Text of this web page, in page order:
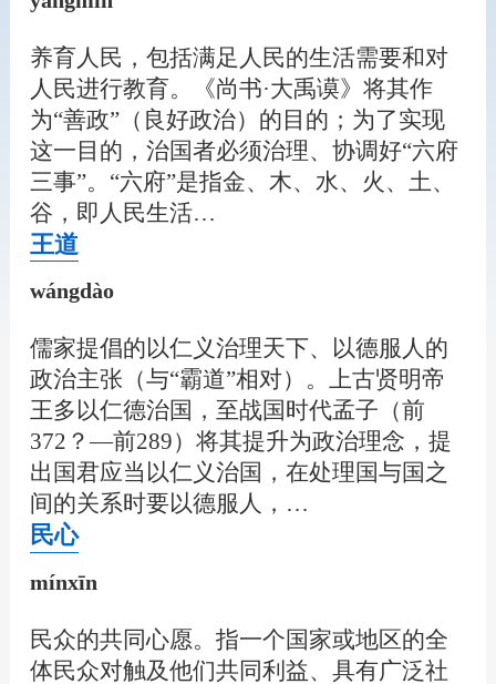
养育人民，包括满足人民的生活需要和对
人民进行教育。《尚书·大禹谟》将其作
为“善政”（良好政治）的目的；为了实现
这一目的，治国者必须治理、协调好“六府
三事”。“六府”是指金、木、水、火、土、
谷，即人民生活…
王道
wángdào
儒家提倡的以仁义治理天下、以德服人的
政治主张（与“霸道”相对）。上古贤明帝
王多以仁德治国，至战国时代孟子（前
372？—前289）将其提升为政治理念，提
出国君应当以仁义治国，在处理国与国之
间的关系时要以德服人，…
民心
mínxīn
民众的共同心愿。指一个国家或地区的全
体民众对触及他们共同利益、具有广泛社